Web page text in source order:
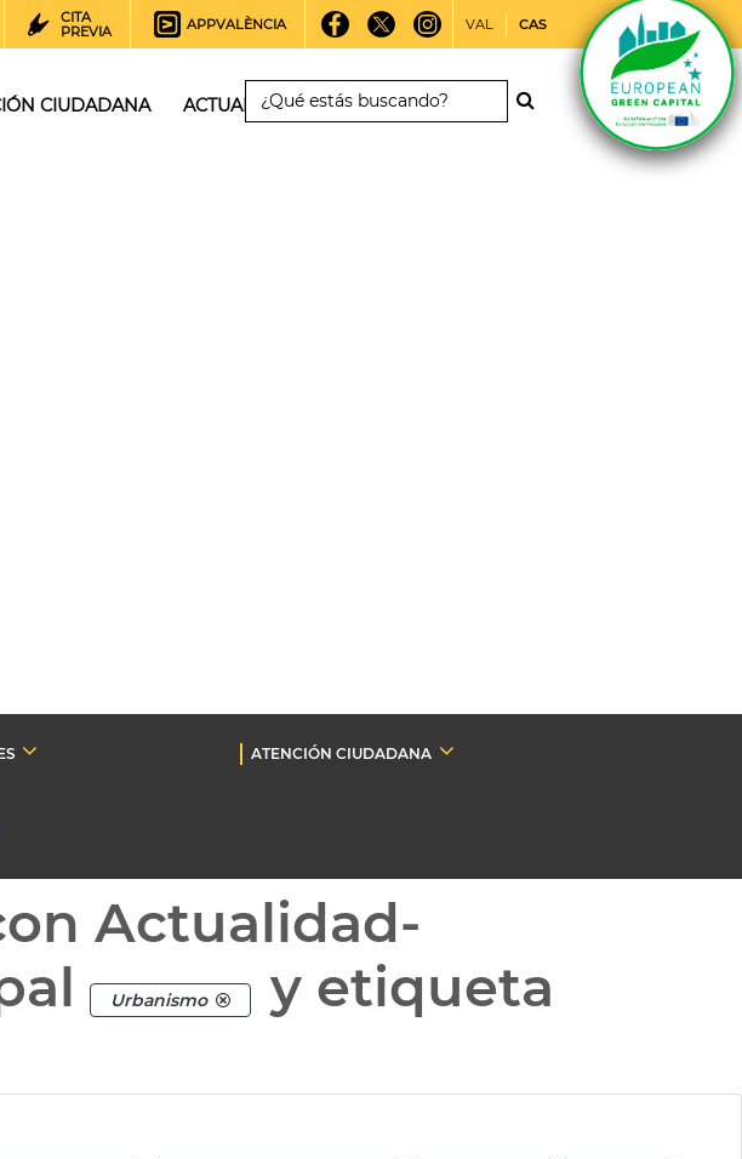
CITA
PREVIA
APPVALÈNCIA VAL CAS
CIUDADANA ACTUALIDAD
ATENCIÓN CIUDADANA
Actualidad-
Urbanismo y etiqueta